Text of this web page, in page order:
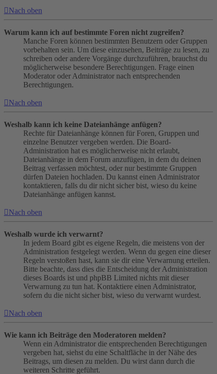
Nach oben
Warum kann ich auf bestimmte Foren nicht zugreifen?
Manche Foren können bestimmten Benutzern oder Gruppen
vorbehalten sein. Um diese einzusehen, Beiträge zu lesen, zu
schreiben oder andere Vorgänge durchzuführen, brauchst du
möglicherweise besondere Berechtigungen. Frage einen
Moderator oder Administrator nach entsprechenden
Berechtigungen.
Nach oben
Weshalb kann ich keine Dateianhänge anfügen?
Rechte für Dateianhänge können für Foren, Gruppen und
einzelne Benutzer vergeben werden. Die Board-
Administration hat es möglicherweise nicht erlaubt,
Dateianhänge in dem Forum anzufügen, in dem du deinen
Beitrag verfassen möchtest, oder nur bestimmte Gruppen
dürfen Dateien hochladen. Du kannst einen Administrator
kontaktieren, falls du dir nicht sicher bist, wieso du keine
Dateianhänge anfügen kannst.
Nach oben
Weshalb wurde ich verwarnt?
In jedem Board gibt es eigene Regeln, die meistens von der
Administration festgelegt werden. Wenn du gegen eine dieser
Regeln verstoßen hast, kann sie dir eine Verwarnung erteilen.
Bitte beachte, dass dies die Entscheidung der Administration
dieses Boards ist und phpBB Limited nichts mit dieser
Verwarnung zu tun hat. Kontaktiere einen Administrator,
sofern du die nicht sicher bist, wieso du verwarnt wurdest.
Nach oben
Wie kann ich Beiträge den Moderatoren melden?
Wenn ein Administrator die entsprechenden Berechtigungen
vergeben hat, siehst du eine Schaltfläche in der Nähe des
Beitrags, um diesen zu melden. Du wirst dann durch die
weiteren Schritte geführt.